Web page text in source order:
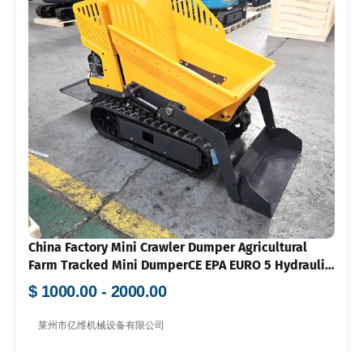
China Factory Mini Crawler Dumper Agricultural
Farm Tracked Mini DumperCE EPA EURO 5 Hydraulic
Mini Dumper 500kg
$ 1000.00 - 2000.00
莱州市亿维机械设备有限公司